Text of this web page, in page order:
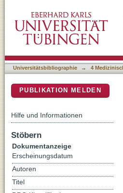
Universitätsbibliographie → 4
PUBLIKATION MELDEN
Hilfe und Informationen
Stöbern
Dokumentanzeige
Erscheinungsdatum
Autoren
Titel